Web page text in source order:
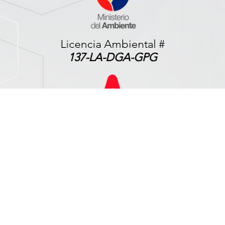
Licencia Ambiental #
137-LA-DGA-GPG